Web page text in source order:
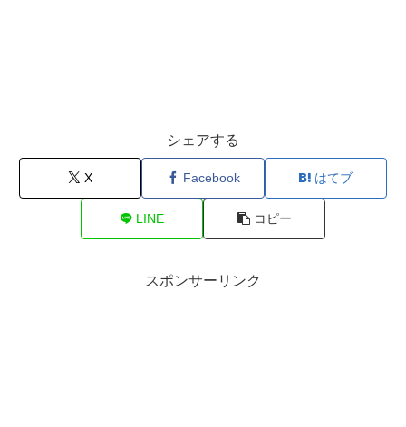
シェアする
X Facebook はてブ
LINE コピー
スポンサーリンク